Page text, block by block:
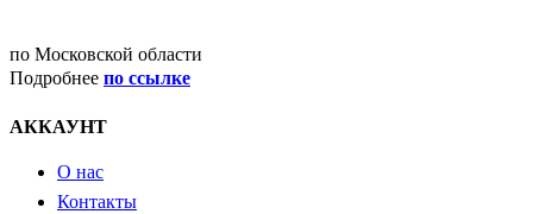
по Московской области
Подробнее по ссылке
АККАУНТ
О нас
Контакты